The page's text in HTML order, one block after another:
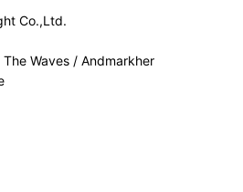
Co.,Ltd.
Waves / Andmarkher